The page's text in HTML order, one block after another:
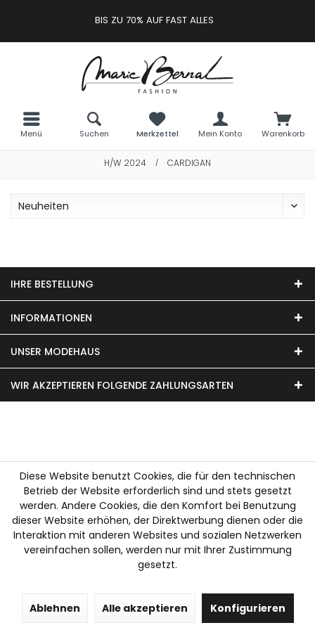
BIS ZU 70% AUF FAST ALLES
Menü Warenkorb
Merkzettel Mein Konto
Suchen
H/W 2024 / CARDIGAN
IHRE BESTELLUNG
INFORMATIONEN
UNSER MODEHAUS
WIR AKZEPTIEREN FOLGENDE ZAHLUNGSARTEN
Diese Website benutzt Cookies, die für den technischen
Betrieb der Website erforderlich sind und stets gesetzt
werden. Andere Cookies, die den Komfort bei Benutzung
dieser Website erhöhen, der Direktwerbung dienen oder die
Interaktion mit anderen Websites und sozialen Netzwerken
vereinfachen sollen, werden nur mit Ihrer Zustimmung
gesetzt.
Ablehnen Alle akzeptieren Konfigurieren